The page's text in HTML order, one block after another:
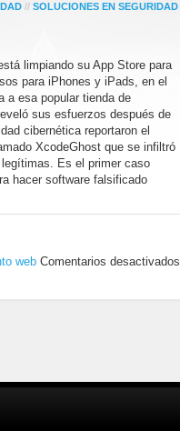
// SOLUCIONES EN SEGURIDAD
limpiando su App Store para
para iPhones y iPads, en el
a esa popular tienda de
sus esfuerzos después de
cibernética reportaron el
XcodeGhost que se infiltró
Es el primer caso
hacer software falsificado
web Comentarios desactivados